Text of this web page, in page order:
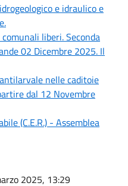
e idraulico e
liberi. Seconda
02 Dicembre 2025. Il
nelle caditoie
dal 12 Novembre
(C.E.R.) - Assemblea
2025, 13:29